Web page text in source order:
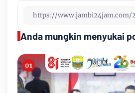
Anda mungkin menyukai